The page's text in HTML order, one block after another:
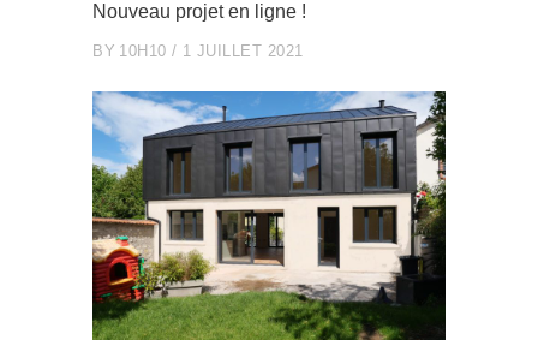
Nouveau projet en ligne !
BY 10H10 1 JUILLET 2021